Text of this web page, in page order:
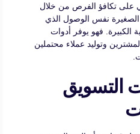
على تكافؤ الفرص من خلال
الصغيرة نفس الوصول الذي
الكبيرة. فهو يوفر أدوات
وتوليد عملاء محتملين
التسويق